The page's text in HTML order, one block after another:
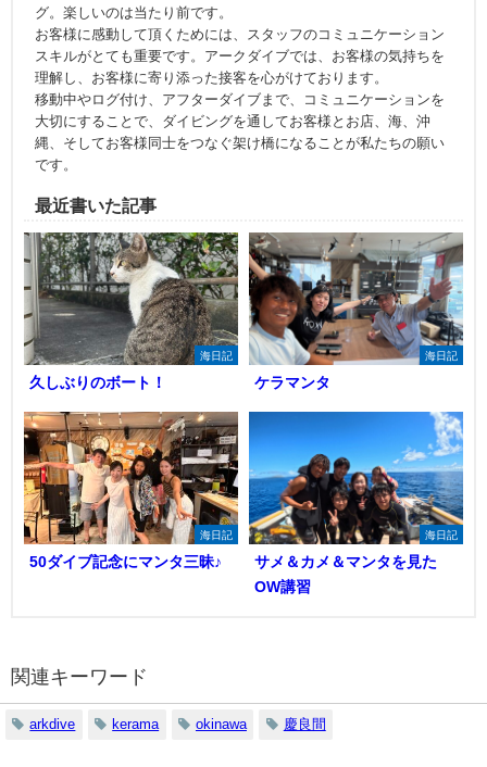
グ。楽しいのは当たり前です。
お客様に感動して頂くためには、スタッフのコミュニケーション
スキルがとても重要です。アークダイブでは、お客様の気持ちを
理解し、お客様に寄り添った接客を心がけております。
移動中やログ付け、アフターダイブまで、コミュニケーションを
大切にすることで、ダイビングを通してお客様とお店、海、沖
縄、そしてお客様同士をつなぐ架け橋になることが私たちの願い
です。
最近書いた記事
海日記
久しぶりのボート！
海日記
ケラマンタ
海日記
50ダイブ記念にマンタ三昧♪
海日記
サメ＆カメ＆マンタを見た
OW講習
関連キーワード
arkdive kerama okinawa 慶良間